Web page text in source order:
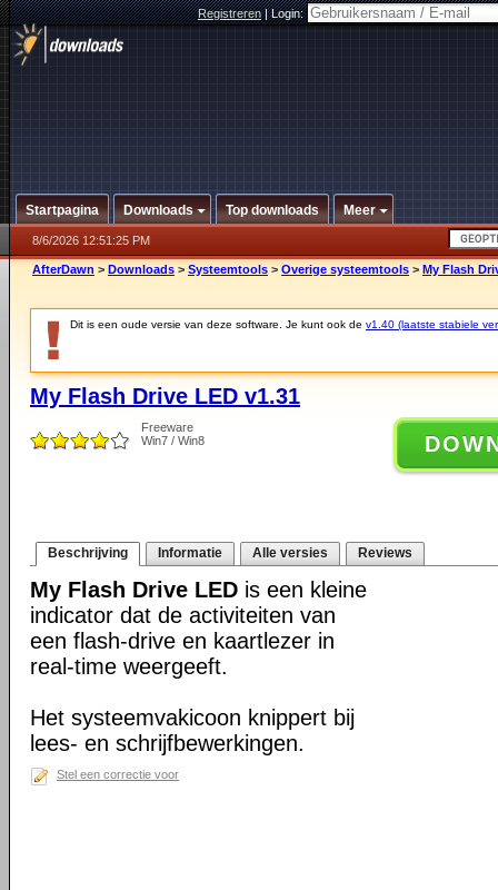
Registreren|Login:
Startpagina Downloads Top downloads Meer
8/6/2026 12:51:25 PM
AfterDawn > Downloads > Systeemtools > Overige systeemtools > My Flash
Dit is een oude versie van deze software. Je kunt ook de v1.40 (laatste stabiele
My Flash Drive LED v1.31
Freeware
Win7 / Win8
Beschrijving Informatie Alle versies Reviews
My Flash Drive LED is een kleine
indicator dat de activiteiten van
een flash-drive en kaartlezer in
real-time weergeeft.
Het systeemvakicoon knippert bij
lees- en schrijfbewerkingen.
Stel een correctie voor